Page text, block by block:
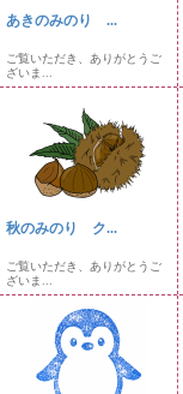
あきのみのり ...
ご覧いただき、ありがとうご
ざいま...
秋のみのり ク...
ご覧いただき、ありがとうご
ざいま...